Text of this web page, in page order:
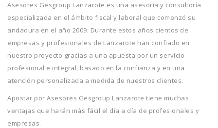
Asesores Gesgroup Lanzarote es una asesoría y consultoría
especializada en el ámbito fiscal y laboral que comenzó su
andadura en el año 2009. Durante estos años cientos de
empresas y profesionales de Lanzarote han confiado en
nuestro proyecto gracias a una apuesta por un servicio
profesional e integral, basado en la confianza y en una
atención personalizada a medida de nuestros clientes.
Apostar por Asesores Gesgroup Lanzarote tiene muchas
ventajas que harán más fácil el día a día de profesionales y
empresas.